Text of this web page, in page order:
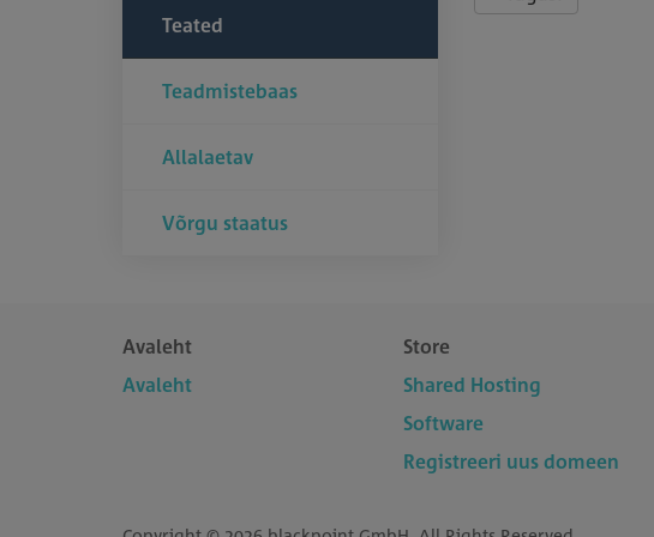
Teated
Teadmistebaas
Allalaetav
Võrgu staatus
Avaleht
Avaleht
Store
Shared Hosting
Software
Registreeri uus domeen